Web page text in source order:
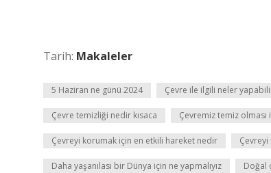
Tarih: Makaleler
5 Haziran ne günü 2024 Çevre ile ilgili neler
Çevre temizliği nedir kısaca Çevremiz temiz
Çevreyi korumak için en etkili hareket nedir Çevreyi
Daha yaşanılası bir Dünya için ne yapmalıyız Doğal